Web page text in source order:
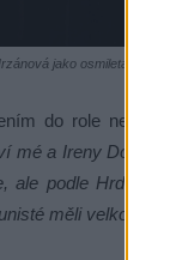
jako osmiletá
do role nemá
mé a Ireny
ale podle Hrdého
měli velkou